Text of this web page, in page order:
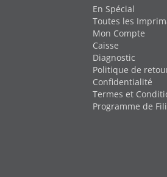
En Spécial
Toutes les
Mon Compte
Caisse
Diagnostic
Politique de
Confidentialité
Termes et
Programme de